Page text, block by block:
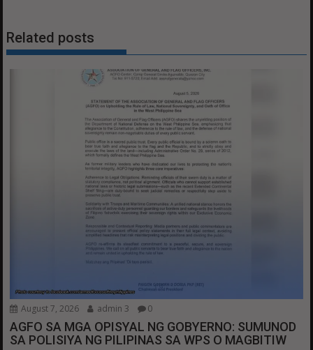
Related posts
August 7, 2026 admin 3 0
AGFO SA MGA OPISYAL NG GOBYERNO: SUMUNOD
SA POLISIYA NG PILIPINAS SA WPS O MAGBITIW